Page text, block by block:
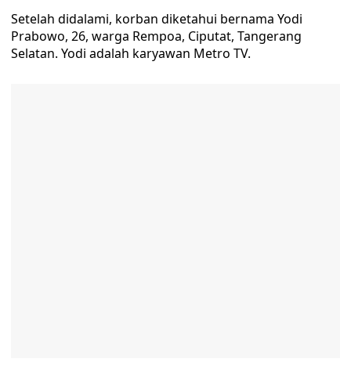
Setelah didalami, korban diketahui bernama Yodi
Prabowo, 26, warga Rempoa, Ciputat, Tangerang
Selatan. Yodi adalah karyawan Metro TV.